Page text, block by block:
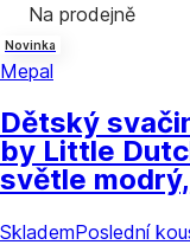
Na prodejně
Novinka
Mepal
Dětský
by Little
světle modrý,
SklademPoslední